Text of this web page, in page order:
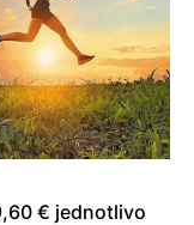
€ jednotlivo